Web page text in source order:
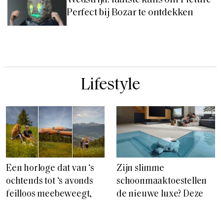
Perfect bij Bozar te ontdekken
Lifestyle
Een horloge dat van ‘s
ochtends tot ‘s avonds
feilloos meebeweegt,
Zijn slimme
schoonmaaktoestellen
de nieuwe luxe? Deze